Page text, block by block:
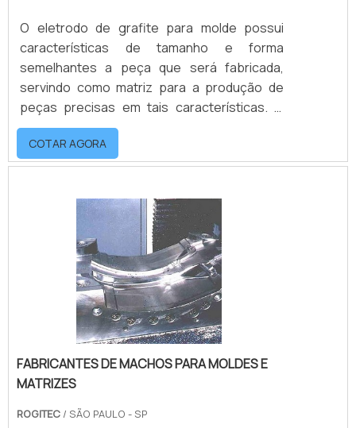
O eletrodo de grafite para molde possui
características de tamanho e forma
semelhantes a peça que será fabricada,
servindo como matriz para a produção de
peças precisas em tais características. O
processo de usinagem por eletroerosão se
diferencia pois não se dá pelo contato
mecânico de materiais, mas por descargas
grafite é de extrema importância na
fabricação dos eletrodos. As descargas são
dadas formando cavidades semelhantes,
porém negativas as d.
COTAR AGORA
FABRICANTES DE MACHOS PARA MOLDES E
MATRIZES
ROGITEC / SÃO PAULO - SP